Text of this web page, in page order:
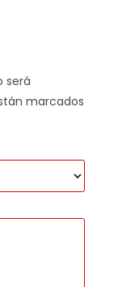
será
marcados